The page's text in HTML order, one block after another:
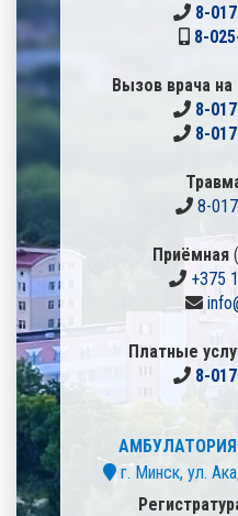
8-
8-
Вызов врача
8-
8-
8-
Приёмная
+375
Платные
8-
АМБУЛАТОРИЯ
г. Минск, ул.